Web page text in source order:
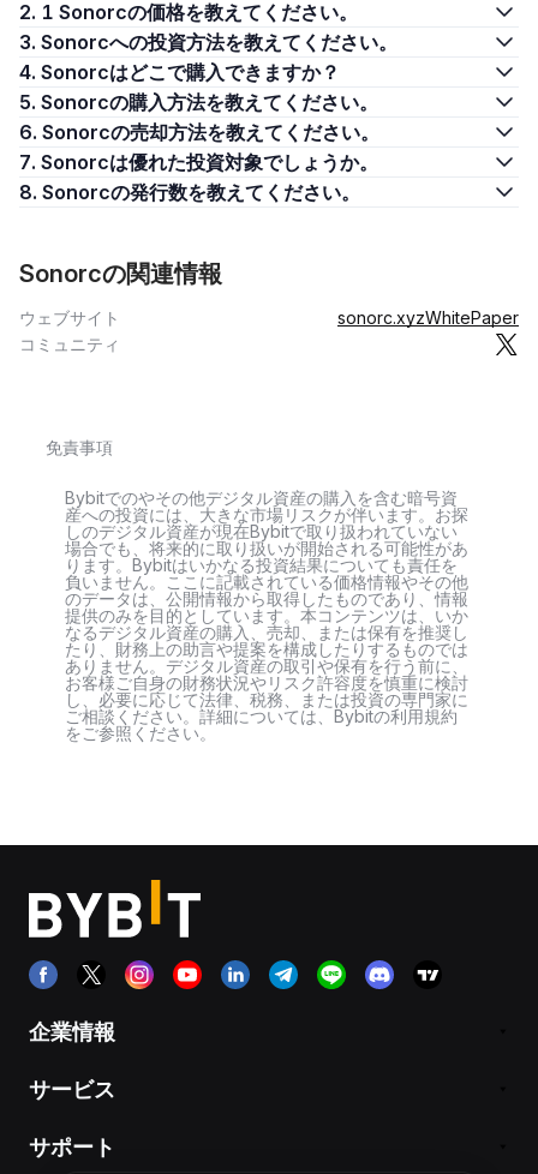
2. 1 Sonorcの価格を教えてください。
3. Sonorcへの投資方法を教えてください。
4. Sonorcはどこで購入できますか？
5. Sonorcの購入方法を教えてください。
6. Sonorcの売却方法を教えてください。
7. Sonorcは優れた投資対象でしょうか。
8. Sonorcの発行数を教えてください。
Sonorcの関連情報
ウェブサイト sonorc.xyzWhitePaper
コミュニティ
免責事項
Bybitでのやその他デジタル資産の購入を含む暗号資
産への投資には、大きな市場リスクが伴います。お探
しのデジタル資産が現在Bybitで取り扱われていない
場合でも、将来的に取り扱いが開始される可能性があ
ります。Bybitはいかなる投資結果についても責任を
負いません。ここに記載されている価格情報やその他
のデータは、公開情報から取得したものであり、情報
提供のみを目的としています。本コンテンツは、いか
なるデジタル資産の購入、売却、または保有を推奨し
たり、財務上の助言や提案を構成したりするものでは
ありません。デジタル資産の取引や保有を行う前に、
お客様ご自身の財務状況やリスク許容度を慎重に検討
し、必要に応じて法律、税務、または投資の専門家に
ご相談ください。詳細については、Bybitの利用規約
をご参照ください。
企業情報
サービス
サポート